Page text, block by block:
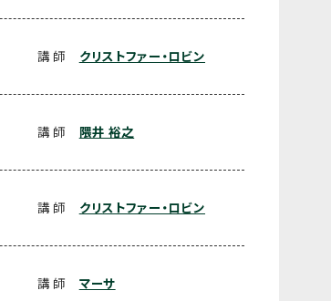
講 師 クリストファー・ロビン
講 師 隈井 裕之
講 師 クリストファー・ロビン
講 師 マーサ